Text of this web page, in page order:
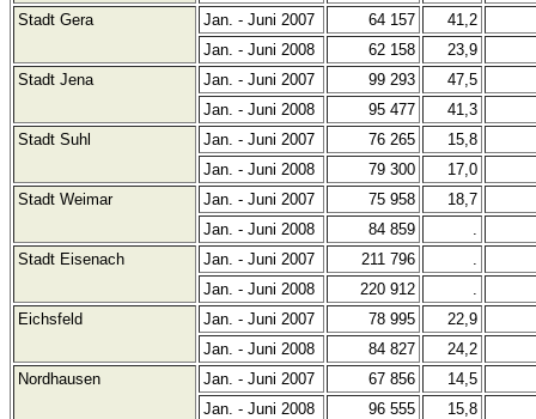
Stadt Gera
Jan. - Juni 2007 64 157
41,2
Jan. - Juni 2008
62 158
23,9
Stadt Jena
Jan. - Juni 2007 99 293
47,5
Jan. - Juni 2008
95 477
41,3
Stadt Suhl
Jan. - Juni 2007 76 265
15,8
Jan. - Juni 2008
79 300
17,0
Stadt Weimar
Jan. - Juni 2007 75 958
18,7
Jan. - Juni 2008
84 859
Stadt Eisenach
Jan. - Juni 2007 211 796
Jan. - Juni 2008
220 912
Eichsfeld
Jan. - Juni 2007 78 995
22,9
Jan. - Juni 2008
84 827
24,2
Nordhausen
Jan. - Juni 2007 67 856
14,5
Jan. - Juni 2008
96 555
15,8